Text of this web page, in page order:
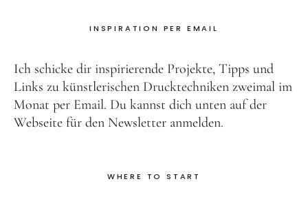
INSPIRATION PER EMAIL
Ich schicke dir inspirierende Projekte, Tipps und
Links zu künstlerischen Drucktechniken zweimal im
Monat per Email. Du kannst dich unten auf der
Webseite für den Newsletter anmelden.
WHERE TO START